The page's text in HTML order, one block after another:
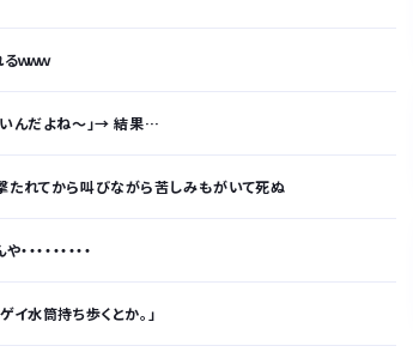
ｗｗｗ
いんだよね〜」→ 結果…
たれてから叫びながら苦しみもがいて死ぬ
・・・・・・
水筒持ち歩くとか。」